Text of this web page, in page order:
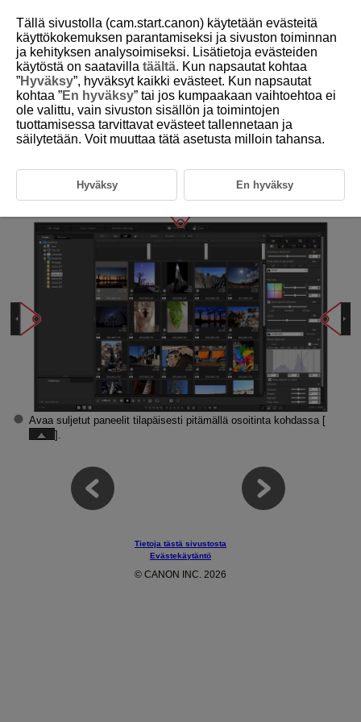
D233-015
Paneelien avaaminen ja
sulkeminen
Voit järjestää DPP:n asettelun työtapasi mukaan optimaaliseksi.
Avaa suljetut paneelit tilapäisesti pitämällä osoitinta kohdassa [
].
Tietoja tästä sivustosta
Evästekäytäntö
© CANON INC. 2026
Tällä sivustolla (cam.start.canon) käytetään evästeitä
käyttökokemuksen parantamiseksi ja sivuston toiminnan
ja kehityksen analysoimiseksi. Lisätietoja evästeiden
käytöstä on saatavilla täältä. Kun napsautat kohtaa
”Hyväksy”, hyväksyt kaikki evästeet. Kun napsautat
kohtaa ”En hyväksy” tai jos kumpaakaan vaihtoehtoa ei
ole valittu, vain sivuston sisällön ja toimintojen
tuottamisessa tarvittavat evästeet tallennetaan ja
säilytetään. Voit muuttaa tätä asetusta milloin tahansa.
Hyväksy En hyväksy